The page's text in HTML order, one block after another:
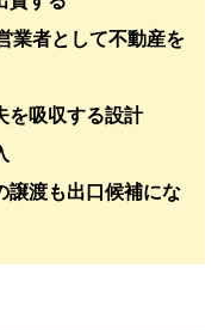
業者として不動産を
を吸収する設計
譲渡も出口候補にな